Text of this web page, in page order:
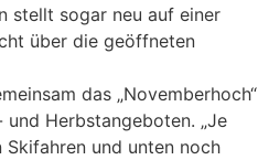
stellt sogar neu auf einer
über die geöffneten
das „Novemberhoch“
Herbstangeboten. „Je
und unten noch